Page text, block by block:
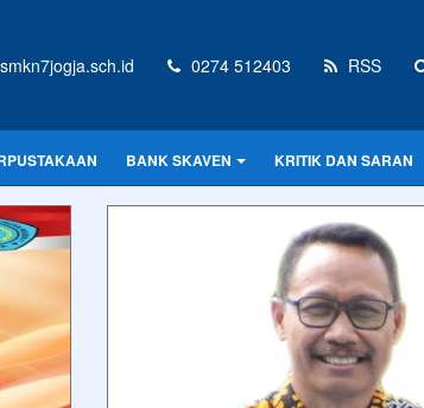
0274 512403 RSS
BANK SKAVEN KRITIK DAN SARAN